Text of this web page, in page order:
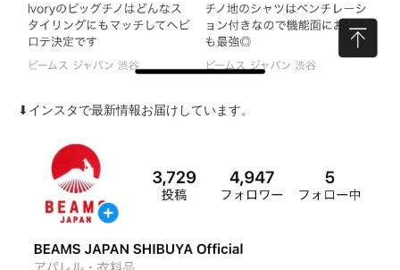
⬇︎インスタで最新情報お届けしています。